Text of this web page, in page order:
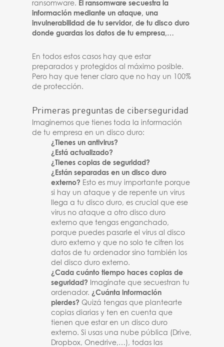
ransomware. El ransomware secuestra la
información mediante un ataque, una
invulnerabilidad de tu servidor, de tu disco duro
donde guardas los datos de tu empresa,…
En todos estos casos hay que estar
preparados y protegidos al máximo posible.
Pero hay que tener claro que no hay un 100%
de protección.
Primeras preguntas de ciberseguridad
Imaginemos que tienes toda la información
de tu empresa en un disco duro:
¿Tienes un antivirus?
¿Está actualizado?
¿Tienes copias de seguridad?
¿Están separadas en un disco duro
externo? Esto es muy importante porque
si hay un ataque y de repente un virus
llega a tu disco duro, es crucial que ese
virus no ataque a otro disco duro
externo que tengas enganchado,
porque puedes pasarle el virus al disco
duro externo y que no solo te cifren los
datos de tu ordenador sino también los
del disco duro externo.
¿Cada cuánto tiempo haces copias de
seguridad? Imagínate que secuestran tu
ordenador.¿Cuánta información
pierdes? Quizá tengas que plantearte
copias diarias y ten en cuenta que
tienen que estar en un disco duro
externo. Si usas una nube pública (Drive,
Dropbox, Onedrive,…), todas las